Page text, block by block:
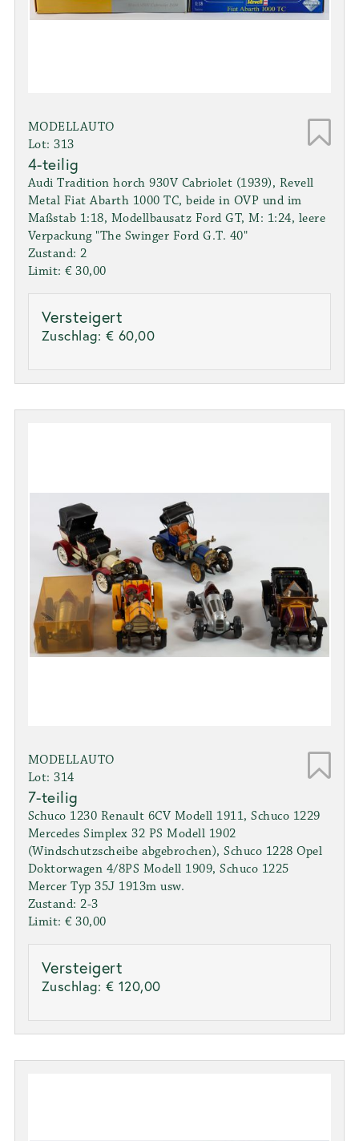
MODELLAUTO
Lot: 313
4-teilig
Audi Tradition horch 930V Cabriolet (1939), Revell
Metal Fiat Abarth 1000 TC, beide in OVP und im
Maßstab 1:18, Modellbausatz Ford GT, M: 1:24, leere
Verpackung "The Swinger Ford G.T. 40"
Zustand: 2
Limit: € 30,00
Versteigert
Zuschlag: € 60,00
MODELLAUTO
Lot: 314
7-teilig
Schuco 1230 Renault 6CV Modell 1911, Schuco 1229
Mercedes Simplex 32 PS Modell 1902
(Windschutzscheibe abgebrochen), Schuco 1228 Opel
Doktorwagen 4/8PS Modell 1909, Schuco 1225
Mercer Typ 35J 1913m usw.
Zustand: 2-3
Limit: € 30,00
Versteigert
Zuschlag: € 120,00